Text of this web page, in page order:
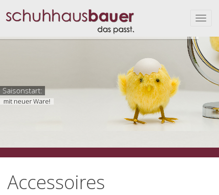
Saisonstart:
mit neuer Ware!
Accessoires